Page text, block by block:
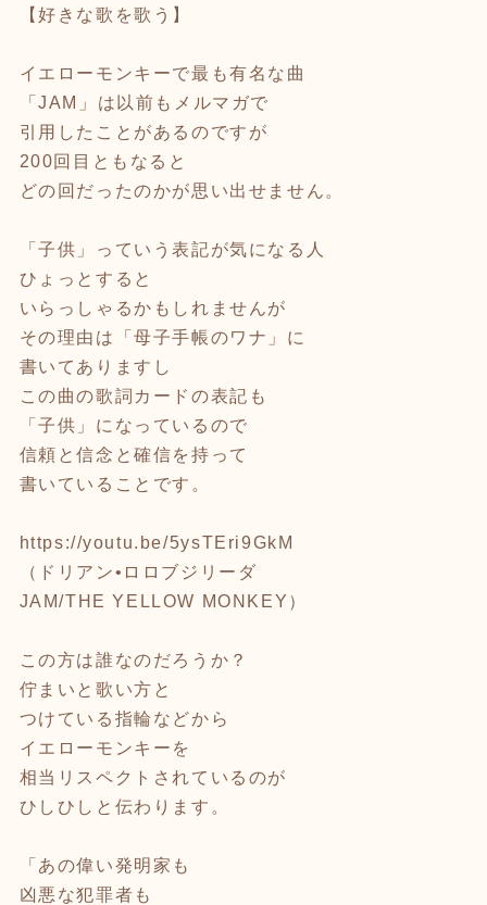
【好きな歌を歌う】
イエローモンキーで最も有名な曲
「JAM」は以前もメルマガで
引用したことがあるのですが
200回目ともなると
どの回だったのかが思い出せません。
「子供」っていう表記が気になる人
ひょっとすると
いらっしゃるかもしれませんが
その理由は「母子手帳のワナ」に
書いてありますし
この曲の歌詞カードの表記も
「子供」になっているので
信頼と信念と確信を持って
書いていることです。
https://youtu.be/5ysTEri9GkM
（ドリアン•ロロブジリーダ
JAM/THE YELLOW MONKEY）
この方は誰なのだろうか？
佇まいと歌い方と
つけている指輪などから
イエローモンキーを
相当リスペクトされているのが
ひしひしと伝わります。
「あの偉い発明家も
凶悪な犯罪者も